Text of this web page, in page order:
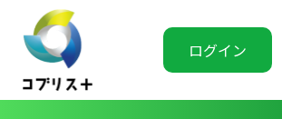
ログイン